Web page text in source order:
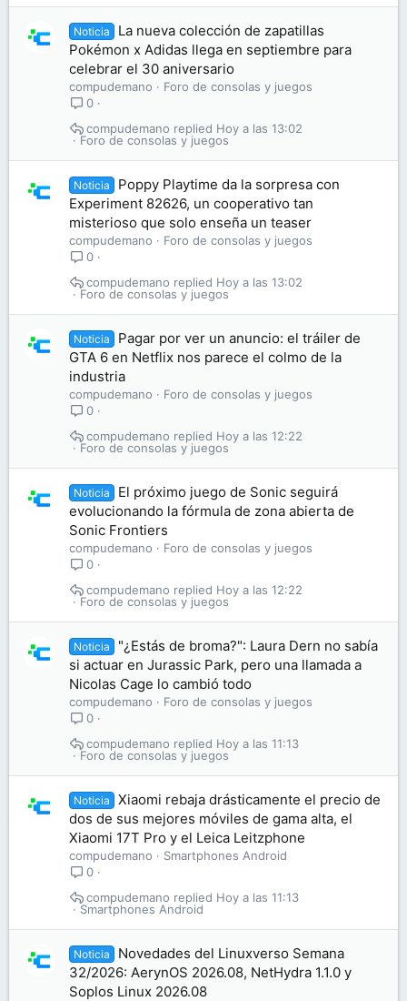
Noticia
La nueva colección de zapatillas
Pokémon x Adidas llega en septiembre para
celebrar el 30 aniversario
compudemano
Foro de consolas y juegos
0
Foro de consolas y juegos
Hoy a las 13:02
compudemano
Noticia
Poppy Playtime da la sorpresa con
Experiment 82626, un cooperativo tan
misterioso que solo enseña un teaser
compudemano
Foro de consolas y juegos
0
Foro de consolas y juegos
Hoy a las 13:02
compudemano
Noticia
Pagar por ver un anuncio: el tráiler de
GTA 6 en Netflix nos parece el colmo de la
industria
compudemano
Foro de consolas y juegos
0
Foro de consolas y juegos
Hoy a las 12:22
compudemano
Noticia
El próximo juego de Sonic seguirá
evolucionando la fórmula de zona abierta de
Sonic Frontiers
compudemano
Foro de consolas y juegos
0
Foro de consolas y juegos
Hoy a las 12:22
compudemano
Noticia
"¿Estás de broma?": Laura Dern no sabía
si actuar en Jurassic Park, pero una llamada a
Nicolas Cage lo cambió todo
compudemano
Foro de consolas y juegos
0
Foro de consolas y juegos
Hoy a las 11:13
compudemano
Noticia
Xiaomi rebaja drásticamente el precio de
dos de sus mejores móviles de gama alta, el
Xiaomi 17T Pro y el Leica Leitzphone
compudemano
Smartphones Android
0
Smartphones Android
Hoy a las 11:13
compudemano
Noticia
Novedades del Linuxverso Semana
32/2026: AerynOS 2026.08, NetHydra 1.1.0 y
Soplos Linux 2026.08